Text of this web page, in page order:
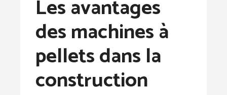
Les avantages
des machines à
pellets dans la
construction